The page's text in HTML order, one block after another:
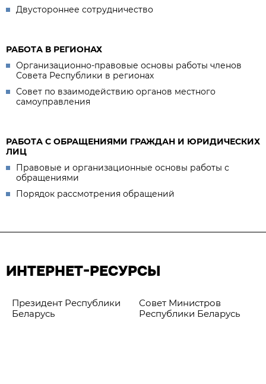
Двустороннее сотрудничество
РАБОТА В РЕГИОНАХ
Организационно-правовые основы работы членов
Совета Республики в регионах
Совет по взаимодействию органов местного
самоуправления
РАБОТА С ОБРАЩЕНИЯМИ ГРАЖДАН И ЮРИДИЧЕСКИХ
ЛИЦ
Правовые и организационные основы работы с
обращениями
Порядок рассмотрения обращений
ИНТЕРНЕТ-РЕСУРСЫ
Президент Республики
Беларусь
Совет Министров
Республики Беларусь